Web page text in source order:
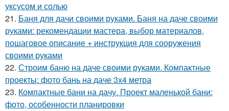
уксусом и солью
21. Баня для дачи своими руками. Баня на даче своими
руками: рекомендации мастера, выбор материалов,
пошаговое описание + инструкция для сооружения
своими руками
22. Строим баню на даче своими руками. Компактные
проекты: фото бань на даче 3х4 метра
23. Компактные бани на дачу. Проект маленькой бани:
фото, особенности планировки